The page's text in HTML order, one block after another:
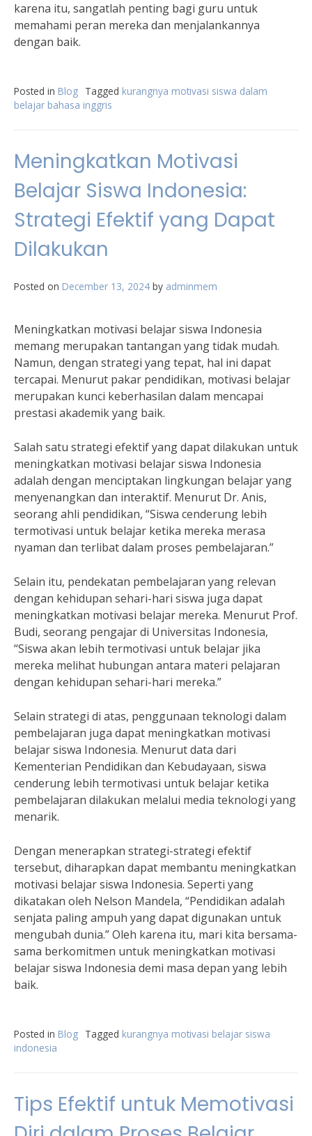
karena itu, sangatlah penting bagi guru untuk
memahami peran mereka dan menjalankannya
dengan baik.
Posted in Blog Tagged kurangnya motivasi siswa dalam
belajar bahasa inggris
Meningkatkan Motivasi
Belajar Siswa Indonesia:
Strategi Efektif yang Dapat
Dilakukan
Posted on December 13, 2024 by adminmem
Meningkatkan motivasi belajar siswa Indonesia
memang merupakan tantangan yang tidak mudah.
Namun, dengan strategi yang tepat, hal ini dapat
tercapai. Menurut pakar pendidikan, motivasi belajar
merupakan kunci keberhasilan dalam mencapai
prestasi akademik yang baik.
Salah satu strategi efektif yang dapat dilakukan untuk
meningkatkan motivasi belajar siswa Indonesia
adalah dengan menciptakan lingkungan belajar yang
menyenangkan dan interaktif. Menurut Dr. Anis,
seorang ahli pendidikan, “Siswa cenderung lebih
termotivasi untuk belajar ketika mereka merasa
nyaman dan terlibat dalam proses pembelajaran.”
Selain itu, pendekatan pembelajaran yang relevan
dengan kehidupan sehari-hari siswa juga dapat
meningkatkan motivasi belajar mereka. Menurut Prof.
Budi, seorang pengajar di Universitas Indonesia,
“Siswa akan lebih termotivasi untuk belajar jika
mereka melihat hubungan antara materi pelajaran
dengan kehidupan sehari-hari mereka.”
Selain strategi di atas, penggunaan teknologi dalam
pembelajaran juga dapat meningkatkan motivasi
belajar siswa Indonesia. Menurut data dari
Kementerian Pendidikan dan Kebudayaan, siswa
cenderung lebih termotivasi untuk belajar ketika
pembelajaran dilakukan melalui media teknologi yang
menarik.
Dengan menerapkan strategi-strategi efektif
tersebut, diharapkan dapat membantu meningkatkan
motivasi belajar siswa Indonesia. Seperti yang
dikatakan oleh Nelson Mandela, “Pendidikan adalah
senjata paling ampuh yang dapat digunakan untuk
mengubah dunia.” Oleh karena itu, mari kita bersama-
sama berkomitmen untuk meningkatkan motivasi
belajar siswa Indonesia demi masa depan yang lebih
baik.
Posted in Blog Tagged kurangnya motivasi belajar siswa
indonesia
Tips Efektif untuk Memotivasi